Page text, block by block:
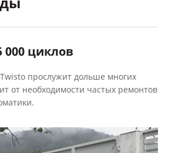
000 циклов
прослужит дольше многих
от необходимости частых ремонтов